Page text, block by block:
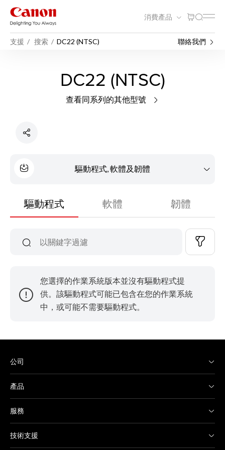
消費產品
支援 搜索 DC22 (NTSC) 聯絡我們
DC22 (NTSC)
查看同系列的其他型號
驅動程式, 軟體及韌體
驅動程式 軟體 韌體
您選擇的作業系統版本並沒有驅動程式提
供。該驅動程式可能已包含在您的作業系統
中，或可能不需要驅動程式。
公司
產品
服務
技術支援